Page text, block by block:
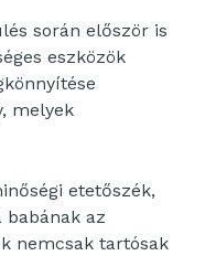
során először is
eszközök
melyek
etetőszék,
az
nemcsak tartósak